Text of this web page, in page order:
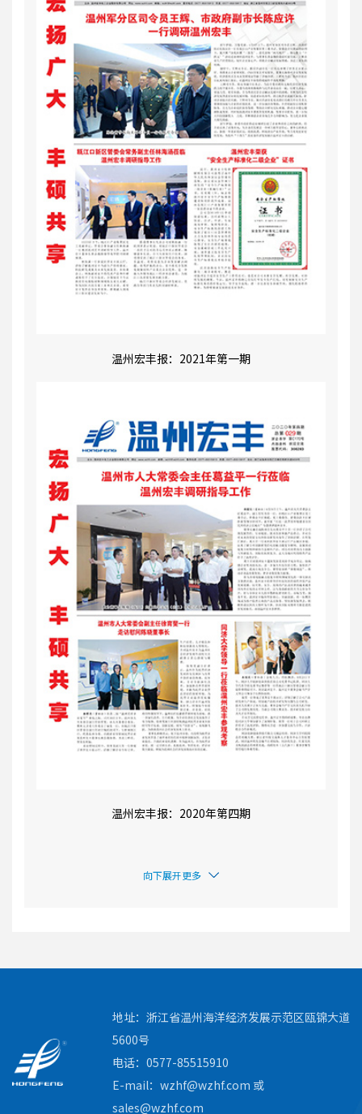
温州宏丰报：2021年第一期
温州宏丰报：2020年第四期
向下展开更多
地址：浙江省温州海洋经济发展示范区瓯锦大道
5600号
电话：0577-85515910
E-mail：wzhf@wzhf.com 或
sales@wzhf.com